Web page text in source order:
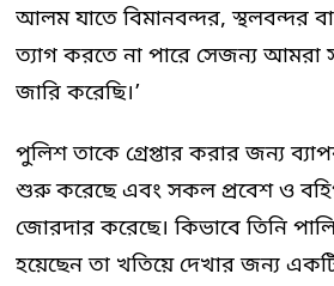
আলম যাতে বিমানবন্দর, স্থলবন্দর বা
ত্যাগ করতে না পারে সেজন্য আমরা
জারি করেছি।’
পুলিশ তাকে গ্রেপ্তার করার জন্য
শুরু করেছে এবং সকল প্রবেশ ও
জোরদার করেছে। কিভাবে তিনি
হয়েছেন তা খতিয়ে দেখার জন্য